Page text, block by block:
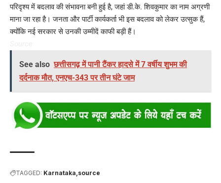
परिदृश्य में बदलाव की संभावना बनी हुई है, जहां डी.के. शिवकुमार का नाम अग्रणी
माना जा रहा है। जनता और पार्टी कार्यकर्ता भी इस बदलाव को लेकर उत्सुक हैं,
क्योंकि नई सरकार से उनकी उम्मीदें काफी बड़ी हैं।
See also छत्तीसगढ़ में पानी टैंकर हादसे में 7 वर्षीय शुभम की
दर्दनाक मौत, एनएच-343 पर तीन घंटे जाम
TAGGED: Karnataka source